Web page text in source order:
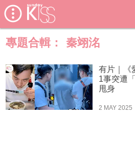
專題合輯： 秦翊洺
有片｜《
1事突遭
甩身
2 MAY 2025